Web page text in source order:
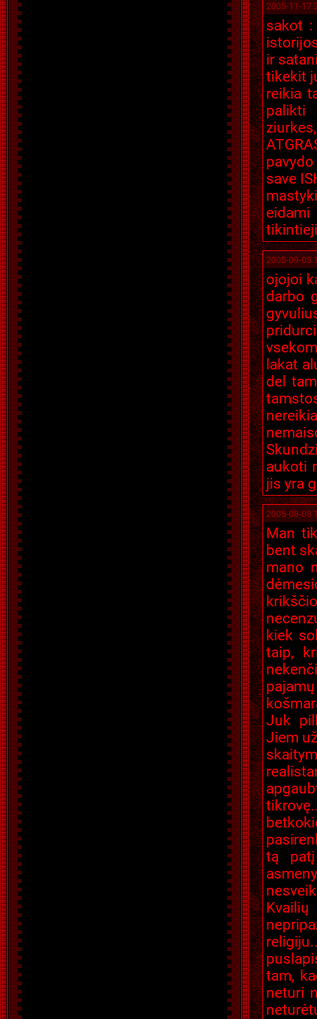
2005-11-17
sakot :
ir
tikekit
reikia
palikti
save
2005-09-05
ojojoi
darbo
lakat
del
aukoti
jis yra
2005-08-08
Man
bent
mano
kiek
taip,
Juk
Jiem
tą
tam,
neturi